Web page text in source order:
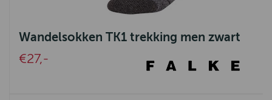
Wandelsokken TK1 trekking men zwart
€27,-